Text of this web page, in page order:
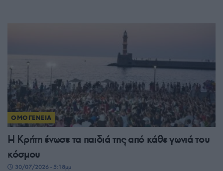
ΟΜΟΓΕΝΕΙΑ
Η Κρήτη ένωσε τα παιδιά της από κάθε γωνιά του
κόσμου
30/07/2026 - 5:18μμ